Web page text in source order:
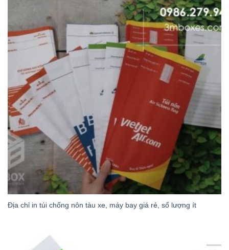
Địa chỉ in túi chống nôn tàu xe, máy bay giá rẻ, số lượng ít